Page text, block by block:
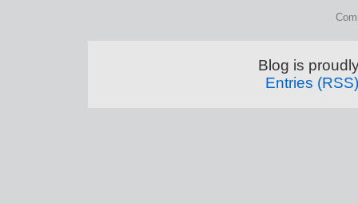
Blog is
Entries (RSS)